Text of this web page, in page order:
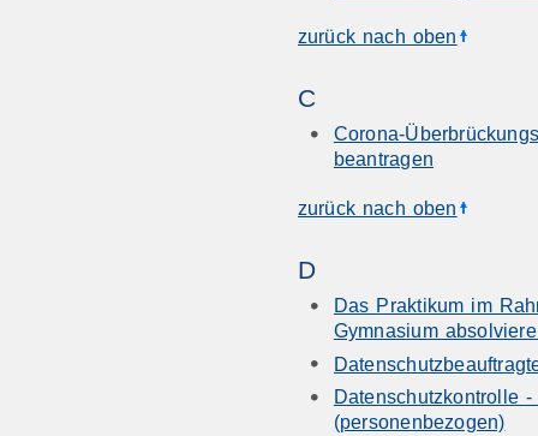
zurück nach oben
C
Corona-
beantragen
zurück nach oben
D
Das Praktikum im
Gymnasium
Datenschutzkontrolle
(personenbezogen)